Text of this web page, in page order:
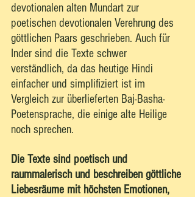
devotionalen alten Mundart zur
poetischen devotionalen Verehrung des
göttlichen Paars geschrieben. Auch für
Inder sind die Texte schwer
verständlich, da das heutige Hindi
einfacher und simplifiziert ist im
Vergleich zur überlieferten Baj-Basha-
Poetensprache, die einige alte Heilige
noch sprechen.
Die Texte sind poetisch und
raummalerisch und beschreiben göttliche
Liebesräume mit höchsten Emotionen,